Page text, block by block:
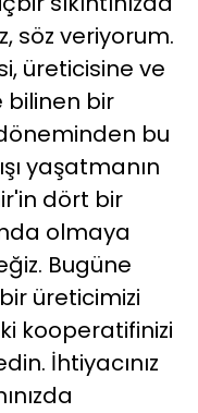
söz veriyorum.
üreticisine ve
bir
bu
yaşatmanın
dört bir
olmaya
Bugüne
üreticimizi
kooperatifinizi
İhtiyacınız